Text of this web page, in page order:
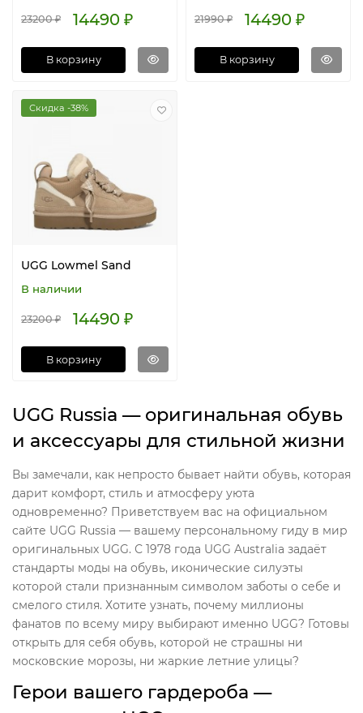
23200 ₽ 14490 ₽
В корзину
21990 ₽ 14490 ₽
В корзину
Скидка -38%
UGG Lowmel Sand
В наличии
23200 ₽ 14490 ₽
В корзину
UGG Russia — оригинальная обувь
и аксессуары для стильной жизни
Вы замечали, как непросто бывает найти обувь, которая
дарит комфорт, стиль и атмосферу уюта
одновременно? Приветствуем вас на официальном
сайте UGG Russia — вашему персональному гиду в мир
оригинальных UGG. С 1978 года UGG Australia задаёт
стандарты моды на обувь, иконические силуэты
которой стали признанным символом заботы о себе и
смелого стиля. Хотите узнать, почему миллионы
фанатов по всему миру выбирают именно UGG? Готовы
открыть для себя обувь, которой не страшны ни
московские морозы, ни жаркие летние улицы?
Герои вашего гардероба —